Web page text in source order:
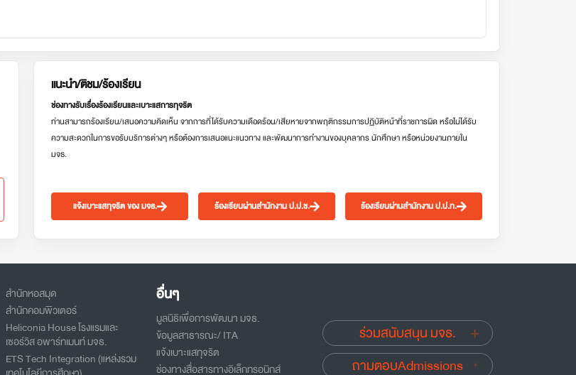
แนะนำ/ติชม/ร้องเรียน
ช่องทางรับเรื่องร้องเรียนและเบาะแสการทุจริต
ท่านสามารถร้องเรียน/เสนอความคิดเห็น จากการที่ได้รับความเดือดร้อน/เสียหายจากพฤติกรรมการปฏิบัติหน้าที่ราชการผิด หรือไม่ได้รับ
ความสะดวกในการขอรับบริการต่างๆ หรือต้องการเสนอแนะแนวทาง และพัฒนาการทำงานของบุคลากร นักศึกษา หรือหน่วยงานภายใน
มจธ.
แจ้งเบาะแสทุจริต ของ มจธ. ร้องเรียนผ่านสำนักงาน ป.ป.ช. ร้องเรียนผ่านสำนักงาน ป.ป.ท.
สำนักหอสมุด
สำนักคอมพิวเตอร์
Heliconia House โรงแรมและ
เซอร์วิส อพาร์ทเมนท์ มจธ.
ETS Tech Integration (แหล่งรวม
อื่นๆ
มูลนิธิเพื่อการพัฒนา มจธ.
ข้อมูลสาธารณะ/ ITA
แจ้งเบาะแสทุจริต
ช่องทางสื่อสารทางอิเล็กทรอนิกส์
ร่วมสนับสนุน มจธ.
ถามตอบAdmissions